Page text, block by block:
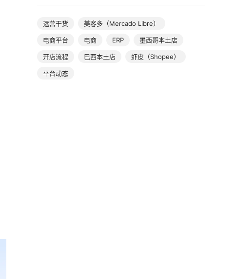
运营干货 美客多（Mercado Libre）
电商平台 电商 ERP 墨西哥本土店
开店流程 巴西本土店 虾皮（Shopee）
平台动态